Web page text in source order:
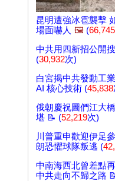
昆明遭強冰雹襲擊
場面嚇人 🖼️ (66,745
中共用四新招公開
(30,932次)
白宮揭中共發動工
AI 核心技術 (45,838
俄朝慶祝圖們江大
堪 📝 (52,219次)
川普重申歡迎伊足
朗恐懼球隊叛逃 (
中南海西北曾差點再
中共走向不歸之路